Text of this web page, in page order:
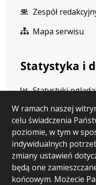
W ramach naszej
celu świadczenia
poziomie, w tym w
indywidualnych
zmiany ustawień
będą one
końcowym. Możecie
Zespół
Mapa serwisu
Statystyka i
Statystyki
Ostatnio dodane
Polityka
RODO